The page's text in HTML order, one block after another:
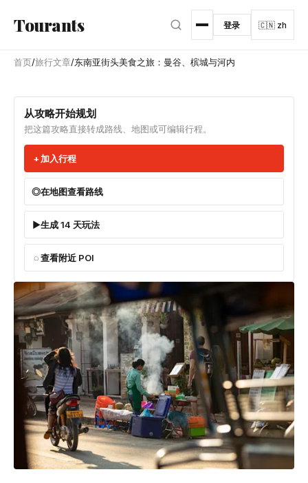
Tourants 登录 🇨🇳 zh
首页/旅行文章/东南亚街头美食之旅：曼谷、槟城与河内
从攻略开始规划
把这篇攻略直接转成路线、地图或可编辑行程。
加入行程
在地图查看路线
生成 14 天玩法
查看附近 POI